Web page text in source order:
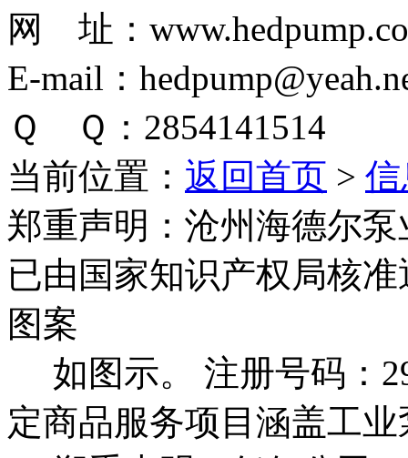
网 址：
E-mail：
Ｑ Ｑ：2854141514
当前位置： 返回首页 >
郑重声明： 沧州海德尔
已由国家知识产权局核
图案
如图示。 注册号码：
定商品服务项目涵盖工